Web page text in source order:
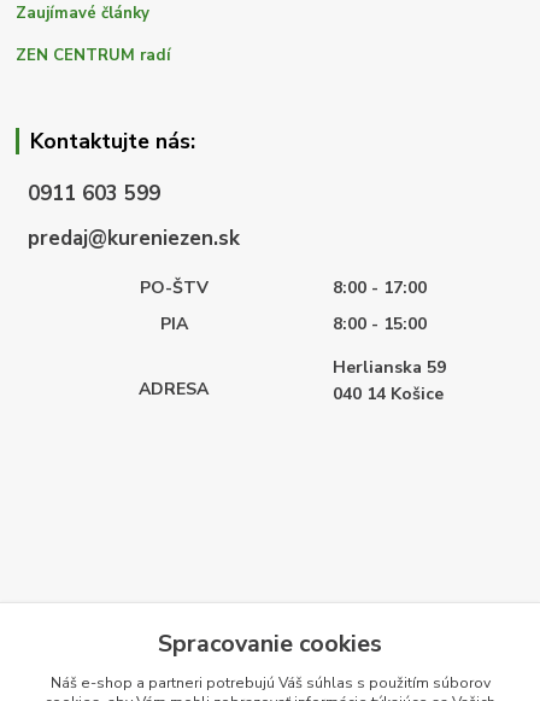
Zaujímavé články
ZEN CENTRUM radí
Kontaktujte nás:
0911 603 599
predaj@kureniezen.sk
PO-ŠTV
8:00 - 17:00
PIA
8:00 - 15:00
ADRESA
Herlianska 59
040 14 Košice
Spracovanie cookies
Náš e-shop a partneri potrebujú Váš súhlas s použitím súborov